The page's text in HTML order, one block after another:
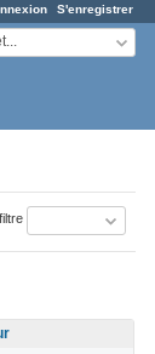
S'enregistrer